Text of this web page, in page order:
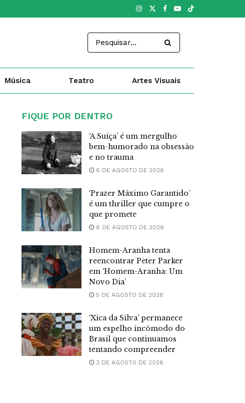
Música Teatro Artes Visuais
FIQUE POR DENTRO
‘A Suíça’ é um mergulho
bem-humorado na obsessão
e no trauma
6 DE AGOSTO DE 2026
‘Prazer Máximo Garantido’
é um thriller que cumpre o
que promete
6 DE AGOSTO DE 2026
Homem-Aranha tenta
reencontrar Peter Parker
em ‘Homem-Aranha: Um
Novo Dia’
5 DE AGOSTO DE 2026
‘Xica da Silva’ permanece
um espelho incômodo do
Brasil que continuamos
tentando compreender
3 DE AGOSTO DE 2026